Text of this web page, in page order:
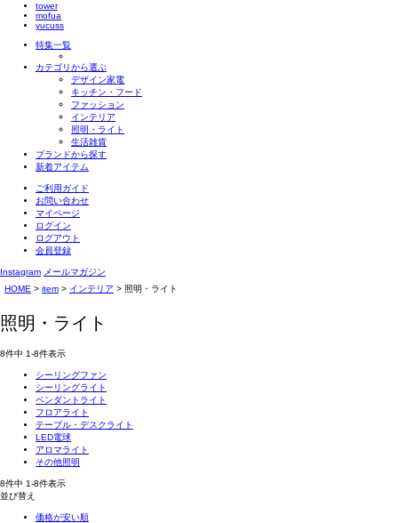
tower
mofua
yucuss
特集一覧
カテゴリから選ぶ
デザイン家電
キッチン・フード
ファッション
インテリア
照明・ライト
生活雑貨
ブランドから探す
新着アイテム
ご利用ガイド
お問い合わせ
マイページ
ログイン
ログアウト
会員登録
Instagram メールマガジン
HOME
item インテリア 照明・ライト
照明・ライト
8件中 1-8件表示
シーリングファン
シーリングライト
ペンダントライト
フロアライト
テーブル・デスクライト
LED電球
アロマライト
その他照明
8件中 1-8件表示
並び替え
価格が安い順